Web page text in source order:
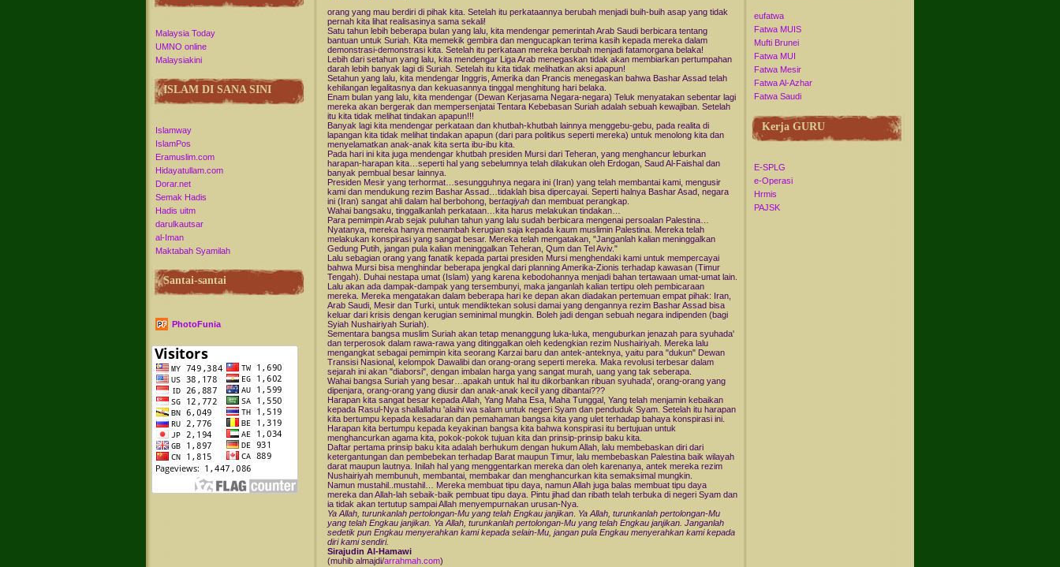
Malaysia Today
UMNO online
Malaysiakini
ISLAM DI SANA SINI
Islamway
IslamPos
Eramuslim.com
Hidayatullam.com
Dorar.net
Semak Hadis
Hadis uitm
darulkautsar
al-Iman
Maktabah Syamilah
Santai-santai
PhotoFunia
orang yang mau berdiri di pihak kita. Setelah itu perkataannya berubah menjadi buih-buih asap yang tidak
pernah kita lihat realisasinya sama sekali!
Satu tahun lebih beberapa bulan yang lalu, kita mendengar pemerintah Arab Saudi berbicara tentang
bantuan untuk Suriah. Kita memekik gembira dan mengucapkan terima kasih kepada mereka dalam
demonstrasi-demonstrasi kita. Setelah itu perkataan mereka berubah menjadi fatamorgana belaka!
Lebih dari setahun yang lalu, kita mendengar Liga Arab menegaskan tidak akan membiarkan pertumpahan
darah lebih banyak lagi di Suriah. Setelah itu kita tidak melihatkan aksi apapun!
Setahun yang lalu, kita mendengar Inggris, Amerika dan Prancis menegaskan bahwa Bashar Assad telah
kehilangan legalitasnya dan kekuasannya tinggal menghitung hari belaka.
Enam bulan yang lalu, kita mendengar (Dewan Kerjasama Negara-negara) Teluk menyatakan sebentar lagi
mereka akan bergerak dan mempersenjatai Tentara Kebebasan Suriah adalah sebuah kewajiban. Setelah
itu kita tidak melihat tindakan apapun!!!
Banyak lagi kita mendengar perkataan dan khutbah-khutbah lainnya menggebu-gebu, pada realita di
lapangan kita tidak melihat tindakan apapun (dari para politikus seperti mereka) untuk menolong kita dan
menyelamatkan anak-anak kita serta ibu-ibu kita.
Pada hari ini kita juga mendengar khutbah presiden Mursi dari Teheran, yang menghancur leburkan
harapan-harapan kita…seperti hal yang sebelumnya telah dilakukan oleh Erdogan, Saud Al-Faishal dan
banyak pembual besar lainnya.
Presiden Mesir yang terhormat…sesungguhnya negara ini (Iran) yang telah membantai kami, mengusir
kami dan mendukung rezim Bashar Assad…tidaklah bisa dipercayai. Seperti halnya Bashar Asad, negara
ini (Iran) sangat ahli dalam hal berbohong, bertaqiyah dan membuat perangkap.
Wahai bangsaku, tinggalkanlah perkataan…kita harus melakukan tindakan…
Para pemimpin Arab sejak puluhan tahun yang lalu sudah berbicara mengenai persoalan Palestina…
Nyatanya, mereka hanya menambah kerugian saja kepada kaum muslimin Palestina. Mereka telah
melakukan konspirasi yang sangat besar. Mereka telah mengatakan, "Janganlah kalian meninggalkan
Gedung Putih, jangan pula kalian meninggalkan Teheran, Qum dan Tel Aviv."
Lalu sebagian orang yang fanatik kepada partai presiden Mursi menghendaki kami untuk mempercayai
bahwa Mursi bisa menghindar beberapa jengkal dari planning Amerika-Zionis terhadap kawasan (Timur
Tengah). Duhai nestapa umat (Islam) yang karena kebodohannya menjadi bahan tertawaan umat-umat lain.
Lalu akan ada dampak-dampak yang tersembunyi, maka janganlah kalian tertipu oleh pembicaraan
mereka. Mereka mengatakan dalam beberapa hari ke depan akan diadakan pertemuan empat pihak: Iran,
Arab Saudi, Mesir dan Turki, untuk mendiktekan solusi damai yang dengannya rezim Bashar Assad bisa
keluar dari krisis dengan kerugian seminimal mungkin. Boleh jadi dengan sebuah negara indipenden (bagi
Syiah Nushairiyah Suriah).
Sementara bangsa muslim Suriah akan tetap menanggung luka-luka, menguburkan jenazah para syuhada'
dan terperosok dalam rawa-rawa yang ditinggalkan oleh kedengkian rezim Nushairiyah. Mereka lalu
mengangkat sebagai pemimpin kita seorang Karzai baru dan antek-anteknya, yaitu para "dukun" Dewan
Transisi Nasional, kelompok Dawalibi dan orang-orang seperti mereka. Maka revolusi terbesar dalam
sejarah ini akan "diaborsi", dengan imbalan harga yang sangat murah, uang yang tak seberapa.
Wahai bangsa Suriah yang besar…apakah untuk hal itu dikorbankan ribuan syuhada', orang-orang yang
dipenjara, orang-orang yang diusir dan anak-anak kecil yang dibantai???
Harapan kita sangat besar kepada Allah, Yang Maha Esa, Maha Tunggal, Yang telah menjamin kebaikan
kepada Rasul-Nya shallallahu 'alaihi wa salam untuk negeri Syam dan penduduk Syam. Setelah itu harapan
kita bertumpu kepada kesadaran dan pemahaman bangsa kita yang ulet terhadap bahaya konspirasi ini.
Harapan kita bertumpu kepada keyakinan bangsa kita bahwa konspirasi itu bertujuan untuk
menghancurkan agama kita, pokok-pokok tujuan kita dan prinsip-prinsip baku kita.
Daftar pertama prinsip baku kita adalah berhukum dengan hukum Allah, lalu membebaskan diri dari
ketergantungan dan pembebekan terhadap Barat maupun Timur, lalu membebaskan Palestina baik wilayah
darat maupun lautnya. Inilah hal yang menggentarkan mereka dan oleh karenanya, antek mereka rezim
Nushairiyah membunuh, membantai, membakar dan menghancurkan kita semaksimal mungkin.
Namun mustahil..mustahil… Mereka membuat tipu daya, namun Allah juga balas membuat tipu daya
mereka dan Allah-lah sebaik-baik pembuat tipu daya. Pintu jihad dan ribath telah terbuka di negeri Syam dan
ia tidak akan tertutup sampai Allah menyempurnakan urusan-Nya.
Ya Allah, turunkanlah pertolongan-Mu yang telah Engkau janjikan Ya Allah, turunkanlah pertolongan-Mu
yang telah Engkau janjikan. Ya Allah, turunkanlah pertolongan-Mu yang telah Engkau janjikan. Janganlah
sedetik pun Engkau menyerahkan kami kepada selain-Mu, jangan pula Engkau menyerahkan kami kepada
diri kami sendiri.
Sirajudin Al-Hamawi
(muhib almajdi/arrahmah.com)
eufatwa
Fatwa MUIS
Mufti Brunei
Fatwa MUI
Fatwa Mesir
Fatwa Al-Azhar
Fatwa Saudi
Kerja GURU
E-SPLG
e-Operasi
Hrmis
PAJSK